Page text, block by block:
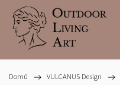
Domů / VULCANUS Design /